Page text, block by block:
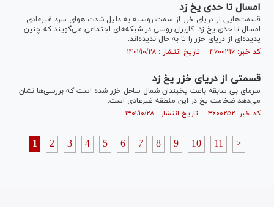
امسال تا حدی یخ زد
قسمت‌هایی از دریای خزر از سمت روسیه به دلیل شدت هوای سرد غیرعادی
امسال تا حدی یخ زد. کاربران روسی در شبکه‌های اجتماعی می‌گویند که چنین
پدیده‌ای از دریای خزر را تا به حال ندیده‌اند.
کد خبر: ۴۶۰۰۳۱۶ تاریخ انتشار : ۱۴۰۱/۱۰/۲۸
قسمتی از دریای‌ خزر یخ زد
سرمای بی سابقه باعث یخبندان شمال ساحل خزر شده است که بررسی‌ها نشان
می‌دهد ضخامت یخ در این منطقه غیرعادی است.
کد خبر: ۴۶۰۰۲۵۲ تاریخ انتشار : ۱۴۰۱/۱۰/۲۸
1 2 3 4 5 6 7 8 9 10 11 >